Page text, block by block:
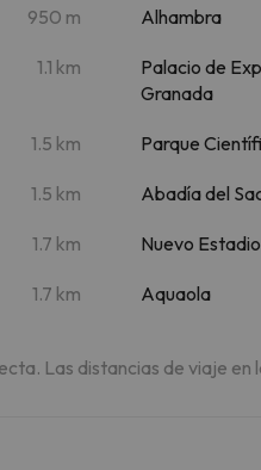
950 m
1.1 km
1.5 km
1.5 km
1.7 km
1.7 km
Alhambra
Palacio de
Granada
Parque
Abadía del
Nuevo
Aquaola
Las distancias de viaje